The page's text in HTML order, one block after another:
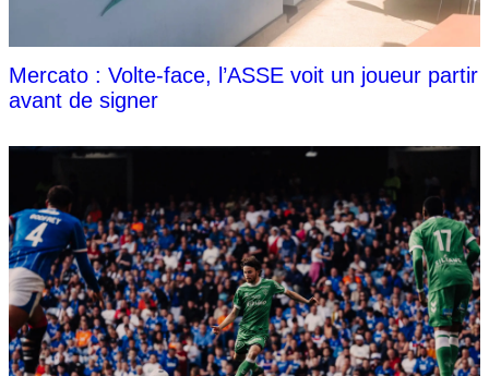
Mercato : Volte-face, l’ASSE voit un joueur partir
avant de signer